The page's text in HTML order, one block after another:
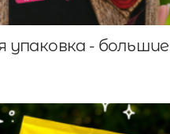
упаковка - большие